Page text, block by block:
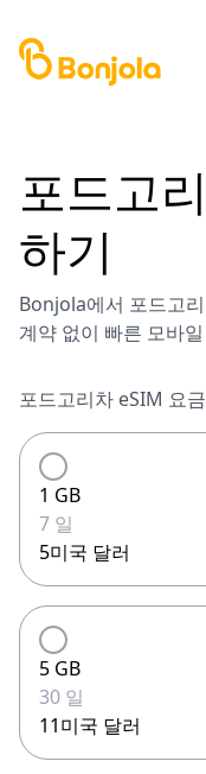
포드고
하기
Bonjola에서 포드고
계약 없이 빠른 모바
포드고리차 eSIM 요
1 GB
7 일
5미국 달러
5 GB
30 일
11미국 달러